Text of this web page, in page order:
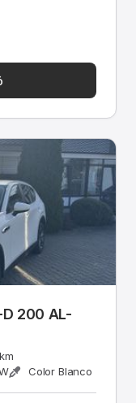
200 AL-
Color Blanco